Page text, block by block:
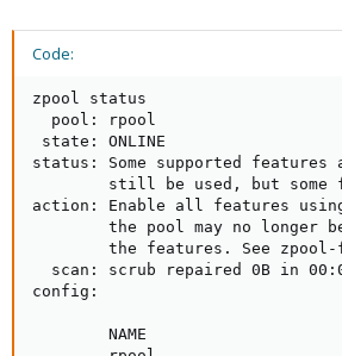
Code:
zpool status
  pool: rpool
state: ONLINE
status: Some supported
still be used, but some
action: Enable all features
the pool may no longer
the features. See
scan: scrub repaired 0B in
config:
NAME